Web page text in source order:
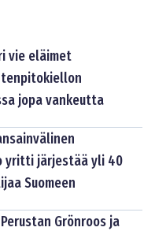
vie eläimet
jopa vankeutta
yritti järjestää yli 40
Suomeen
Grönroos ja